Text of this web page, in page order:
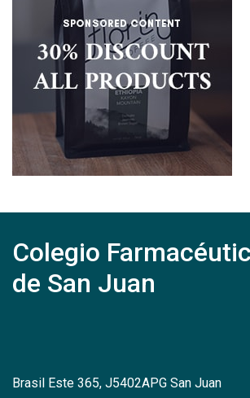
Colegio
de San Juan
Brasil Este 365, J5402APG San Juan